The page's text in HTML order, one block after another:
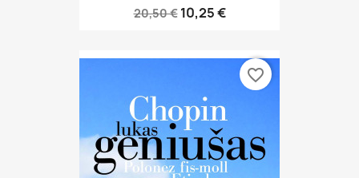
20,50 € 10,25 €
favorite_border